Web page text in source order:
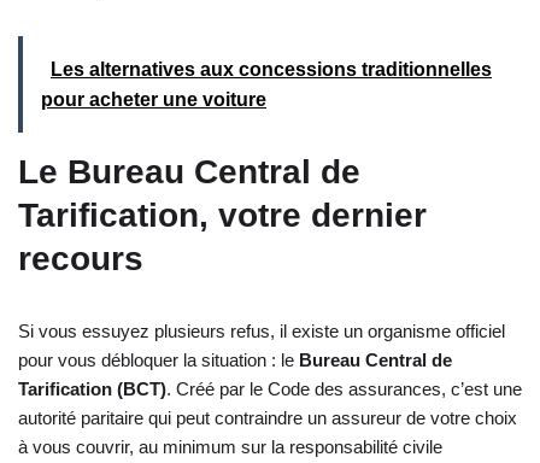
Les alternatives aux concessions traditionnelles
pour acheter une voiture
Le Bureau Central de
Tarification, votre dernier
recours
Si vous essuyez plusieurs refus, il existe un organisme officiel
pour vous débloquer la situation : le Bureau Central de
Tarification (BCT). Créé par le Code des assurances, c’est une
autorité paritaire qui peut contraindre un assureur de votre choix
à vous couvrir, au minimum sur la responsabilité civile